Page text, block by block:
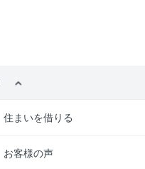
住まいを借りる
お客様の声